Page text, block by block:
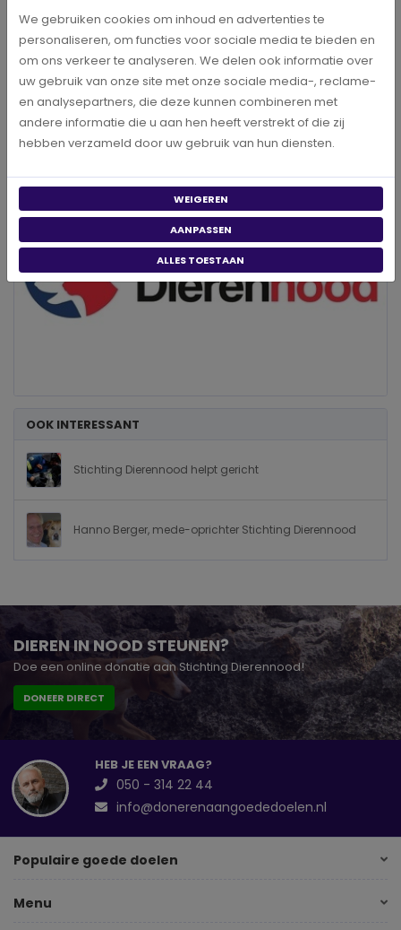
tussenpersoon en niet verbonden aan automatische
afschrijvingen. Eenmalig dus!
Eenvoudig en veilig online doneren
Geen extra kosten bij donaties
Rechtstreeks doneren aan de stichting of het fonds
OOK INTERESSANT
Stichting Dierennood helpt gericht
Hanno Berger, mede-oprichter Stichting Dierennood
DIEREN IN NOOD STEUNEN?
Doe een online donatie aan Stichting Dierennood!
DONEER DIRECT
HEB JE EEN VRAAG?
050 - 314 22 44
info@donerenaangoededoelen.nl
Populaire goede doelen
Menu
We gebruiken cookies om inhoud en advertenties te
personaliseren, om functies voor sociale media te bieden en
om ons verkeer te analyseren. We delen ook informatie over
uw gebruik van onze site met onze sociale media-, reclame-
en analysepartners, die deze kunnen combineren met
andere informatie die u aan hen heeft verstrekt of die zij
hebben verzameld door uw gebruik van hun diensten.
WEIGEREN
AANPASSEN
ALLES TOESTAAN